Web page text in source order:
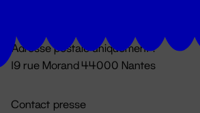
Adresse postale uniquement :
19 rue Morand 44000 Nantes
Contact presse